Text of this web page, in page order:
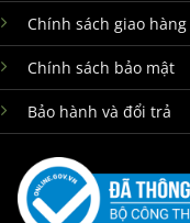
Chính sách giao hàng
Chính sách bảo mật
Bảo hành và đổi trả